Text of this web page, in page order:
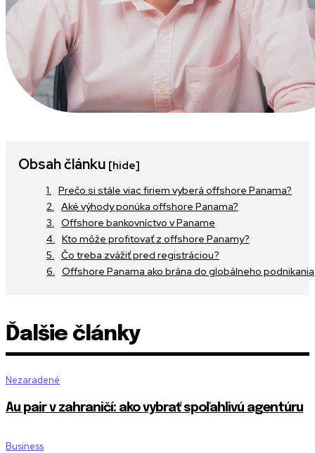
Obsah článku [hide]
Prečo si stále viac firiem vyberá offshore Panama?
Aké výhody ponúka offshore Panama?
Offshore bankovníctvo v Paname
Kto môže profitovať z offshore Panamy?
Čo treba zvážiť pred registráciou?
Offshore Panama ako brána do globálneho podnikania
Ďalšie články
Nezaradené
Au pair v zahraničí: ako vybrať spoľahlivú agentúru
Business